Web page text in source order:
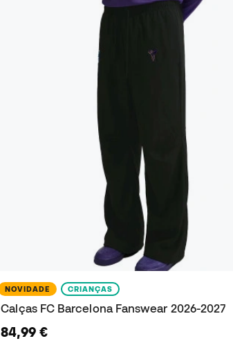
NOVIDADE CRIANÇAS
Calças FC Barcelona Fanswear 2026-2027
84,99 €